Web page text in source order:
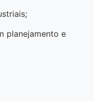
planejamento e